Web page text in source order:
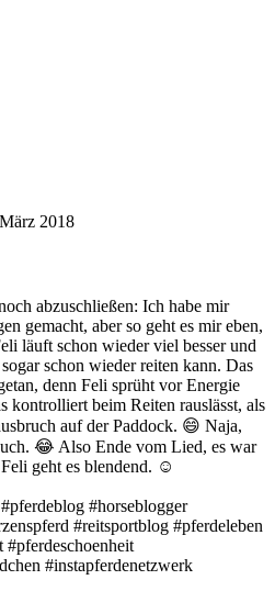
2018
abzuschließen: Ich habe mir
gemacht, aber so geht es mir eben,
läuft schon wieder viel besser und
schon wieder reiten kann. Das
denn Feli sprüht vor Energie
kontrolliert beim Reiten rauslässt, als
auf der Paddock. 😄 Naja,
😂 Also Ende vom Lied, es war
geht es blendend. ☺️
#horseblogger
#reitsportblog #pferdeleben
#pferdeschoenheit
#instapferdenetzwerk